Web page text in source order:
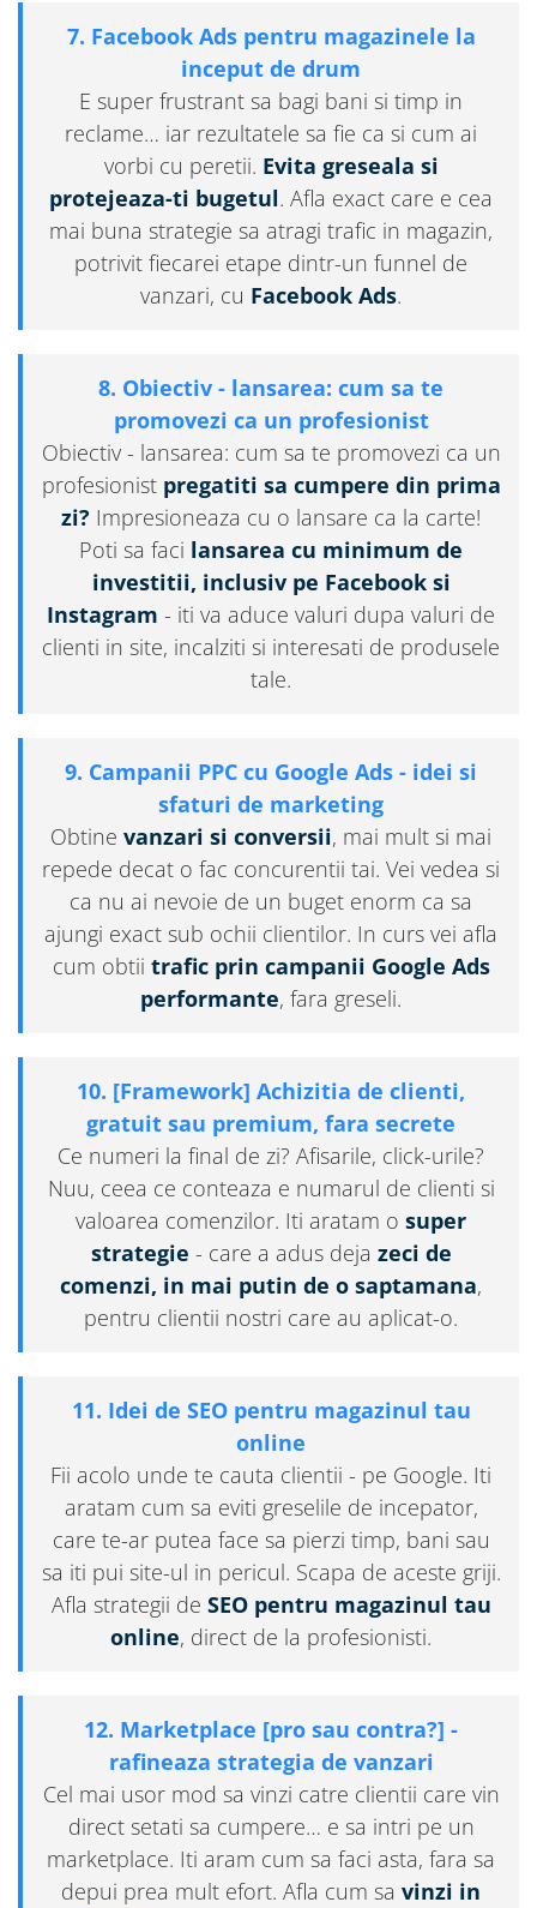
7. Facebook Ads pentru magazinele la
inceput de drum
E super frustrant sa bagi bani si timp in
reclame… iar rezultatele sa fie ca si cum ai
vorbi cu peretii. Evita greseala si
protejeaza-ti bugetul. Afla exact care e cea
mai buna strategie sa atragi trafic in magazin,
potrivit fiecarei etape dintr-un funnel de
vanzari, cu Facebook Ads.
8. Obiectiv - lansarea: cum sa te
promovezi ca un profesionist
Obiectiv - lansarea: cum sa te promovezi ca un
profesionist pregatiti sa cumpere din prima
zi? Impresioneaza cu o lansare ca la carte!
Poti sa faci lansarea cu minimum de
investitii, inclusiv pe Facebook si
Instagram - iti va aduce valuri dupa valuri de
clienti in site, incalziti si interesati de produsele
tale.
9. Campanii PPC cu Google Ads - idei si
sfaturi de marketing
Obtine vanzari si conversii, mai mult si mai
repede decat o fac concurentii tai. Vei vedea si
ca nu ai nevoie de un buget enorm ca sa
ajungi exact sub ochii clientilor. In curs vei afla
cum obtii trafic prin campanii Google Ads
performante, fara greseli.
10. [Framework] Achizitia de clienti,
gratuit sau premium, fara secrete
Ce numeri la final de zi? Afisarile, click-urile?
Nuu, ceea ce conteaza e numarul de clienti si
valoarea comenzilor. Iti aratam o super
strategie - care a adus deja zeci de
comenzi, in mai putin de o saptamana,
pentru clientii nostri care au aplicat-o.
11. Idei de SEO pentru magazinul tau
online
Fii acolo unde te cauta clientii - pe Google. Iti
aratam cum sa eviti greselile de incepator,
care te-ar putea face sa pierzi timp, bani sau
sa iti pui site-ul in pericul. Scapa de aceste griji.
Afla strategii de SEO pentru magazinul tau
online, direct de la profesionisti.
12. Marketplace [pro sau contra?] -
rafineaza strategia de vanzari
Cel mai usor mod sa vinzi catre clientii care vin
direct setati sa cumpere… e sa intri pe un
marketplace. Iti aram cum sa faci asta, fara sa
depui prea mult efort. Afla cum sa vinzi in